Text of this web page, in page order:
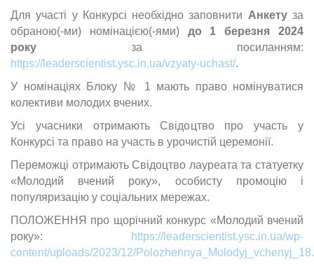
Для участі у Конкурсі необхідно заповнити Анкетуза
обраною(-ми) номінацією(-ями)до 1 березня 2024
року за посиланням:
https://leaderscientist.ysc.in.ua/vzyaty-uchast/.
У номінаціях Блоку № 1 мають право номінуватися
колективи молодих вчених.
Усі учасники отримають Свідоцтво про участь у
Конкурсі та право на участь в урочистій церемонії.
Переможці отримають Свідоцтво лауреата та статуетку
«Молодий вчений року», особисту промоцію і
популяризацію у соціальних мережах.
ПОЛОЖЕННЯ про щорічний конкурс «Молодий вчений
року»:
https://leaderscientist.ysc.in.ua/wp-
content/uploads/2023/12/